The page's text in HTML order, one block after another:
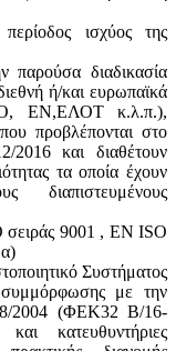
ισχύος της
παρούσα διαδικασία
ή/και ευρωπαϊκά
ΕΝ,ΕΛΟΤ κ.λ.π.),
προβλέπονται στο
και διαθέτουν
τα οποία έχουν
διαπιστευμένους
σειράς 9001 , ΕΝ ISO
Συστήματος
με την
2004 (ΦΕΚ32 Β/16-
κατευθυντήριες